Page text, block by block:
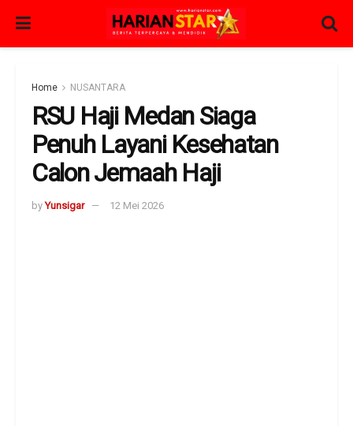
Home NUSANTARA
RSU Haji Medan Siaga
Penuh Layani Kesehatan
Calon Jemaah Haji
by Yunsigar 12 Mei 2026